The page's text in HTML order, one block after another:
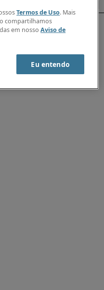
Termos de Uso. Mais
compartilhamos
em nossoAviso de
Eu entendo